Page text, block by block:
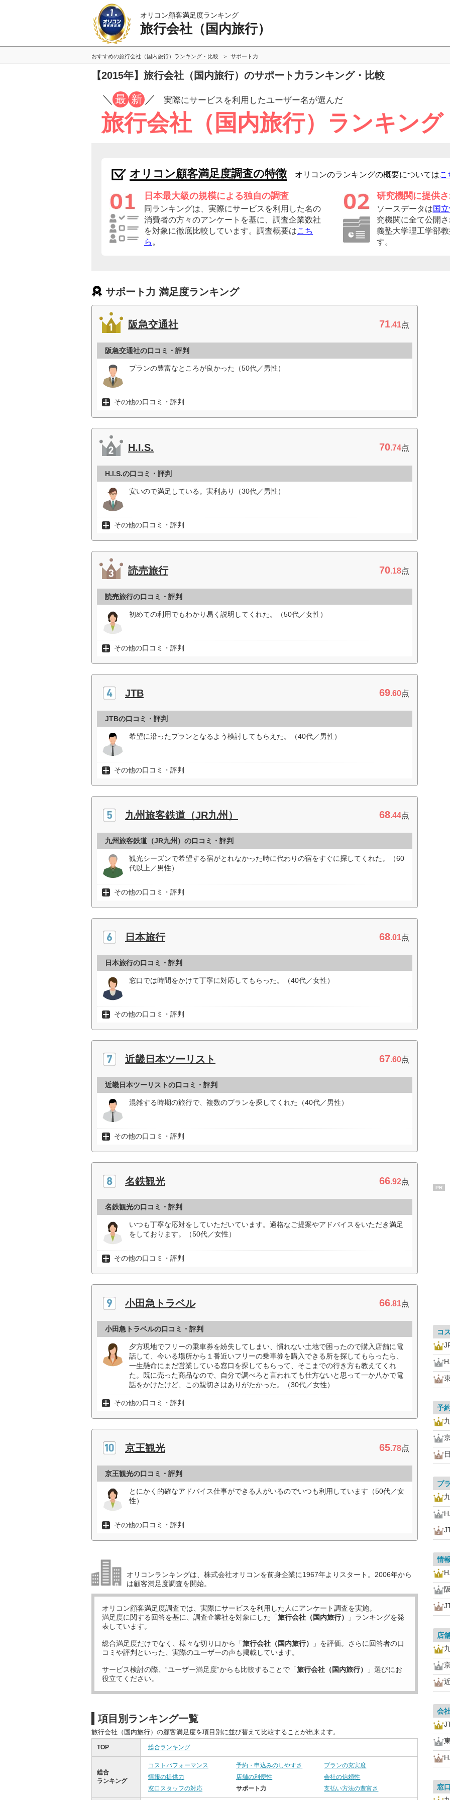
オリコン顧客満足度ランキング
旅行会社（国内旅行）
おすすめの旅行会社（国内旅行）ランキング・比較 サポート力
【2015年】旅行会社（国内旅行）のサポート力ランキング・比較
／ 最 新 ／ 実際にサービスを利用したユーザー名が選んだ
旅行会社（国内旅行）ランキング
オリコン顧客満足度調査の特徴 オリコンのランキングの概要についてはこ
日本最大級の規模による独自の調査
同ランキングは、実際にサービスを利用した名の
消費者の方々のアンケートを基に、調査企業数社
を対象に徹底比較しています。調査概要はこち
ら 。
研究機関に提供
ソースデータは国
究機関に全て公開
義塾大学理工学部教
す。
サポート力 満足度ランキング
阪急交通社 71.41点
阪急交通社の口コミ・評判
プランの豊富なところが良かった（50代／男性）
その他の口コミ・評判
H.I.S. 70.74点
H.I.S.の口コミ・評判
安いので満足している。実利あり（30代／男性）
その他の口コミ・評判
読売旅行 70.18点
読売旅行の口コミ・評判
初めての利用でもわかり易く説明してくれた。（50代／女性）
その他の口コミ・評判
JTB 69.60点
JTBの口コミ・評判
希望に沿ったプランとなるよう検討してもらえた。（40代／男性）
その他の口コミ・評判
九州旅客鉄道（JR九州） 68.44点
九州旅客鉄道（JR九州）の口コミ・評判
観光シーズンで希望する宿がとれなかった時に代わりの宿をすぐに探してくれた。（60
代以上／男性）
その他の口コミ・評判
日本旅行 68.01点
日本旅行の口コミ・評判
窓口では時間をかけて丁寧に対応してもらった。（40代／女性）
その他の口コミ・評判
近畿日本ツーリスト 67.60点
近畿日本ツーリストの口コミ・評判
混雑する時期の旅行で、複数のプランを探してくれた（40代／男性）
その他の口コミ・評判
名鉄観光 66.92点
名鉄観光の口コミ・評判
いつも丁寧な応対をしていただいています。適格なご提案やアドバイスをいただき満足
をしております。（50代／女性）
その他の口コミ・評判
小田急トラベル 66.81点
小田急トラベルの口コミ・評判
夕方現地でフリーの乗車券を紛失してしまい、慣れない土地で困ったので購入店舗に電
話して、今いる場所から１番近いフリーの乗車券を購入できる所を探してもらったら、
一生懸命にまだ営業している窓口を探してもらって、そこまでの行き方も教えてくれ
た。既に売った商品なので、自分で調べろと言われても仕方ないと思って一か八かで電
話をかけたけど、この親切さはありがたかった。（30代／女性）
その他の口コミ・評判
京王観光 65.78点
京王観光の口コミ・評判
とにかく的確なアドバイス仕事ができる人がいるのでいつも利用しています（50代／女
性）
その他の口コミ・評判
オリコンランキングは、株式会社オリコンを前身企業に1967年よりスタート。2006年から
は顧客満足度調査を開始。
オリコン顧客満足度調査では、実際にサービスを利用した 人にアンケート調査を実施。
満足度に関する回答を基に、調査企業社を対象にした「旅行会社（国内旅行）
」ランキングを発
表しています。
総合満足度だけでなく、様々な切り口から「旅行会社（国内旅行）
」を評価。さらに回答者の口
コミや評判といった、実際のユーザーの声も掲載しています。
サービス検討の際、“ユーザー満足度”からも比較することで「旅行会社（国内旅行）
」選びにお
役立てください。
項目別ランキング一覧
旅行会社（国内旅行）の顧客満足度を項目別に並び替えて比較することが出来ます。
TOP 総合ランキング
総合
ランキング
コストパフォーマンス 予約・申込みのしやすさ
プランの充実度
情報の提供力
店舗の利便性
会社の信頼性
窓口スタッフの対応
サポート力 支払い方法の豊富さ
PR
コ
予
プ
情
店
会
窓